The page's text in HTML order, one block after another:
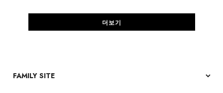
더보기